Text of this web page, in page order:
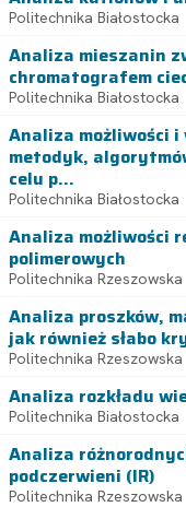
Politechnika Białostocka
Analiza mieszanin
chromatografem
Politechnika Białostocka
Analiza możliwości
metodyk,
celu p...
Politechnika Białostocka
Analiza możliwości
polimerowych
Politechnika Rzeszowska
Analiza proszków,
jak również słabo
Politechnika Rzeszowska
Analiza rozkładu
Politechnika Białostocka
Analiza
podczerwieni (IR)
Politechnika Rzeszowska